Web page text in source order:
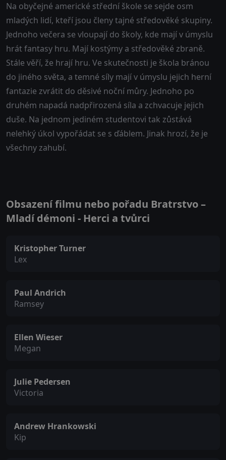
Na obyčejné americké střední škole se sejde osm
mladých lidí, kteří jsou členy tajné středověké skupiny.
Jednoho večera se vloupají do školy, kde mají v úmyslu
hrát fantasy hru. Mají kostýmy a středověké zbraně.
Stále věří, že hrají hru. Ve skutečnosti je škola bránou
do jiného světa, a temné síly mají v úmyslu jejich herní
fantazie zvrátit do děsivé noční můry. Jednoho po
druhém napadá nadpřirozená síla a zchvacuje jejich
duše. Na jednom jediném studentovi tak zůstává
nelehký úkol vypořádat se s ďáblem. Jinak hrozí, že je
všechny zahubí.
Obsazení filmu nebo pořadu Bratrstvo –
Mladí démoni - Herci a tvůrci
Kristopher Turner
Lex
Paul Andrich
Ramsey
Ellen Wieser
Megan
Julie Pedersen
Victoria
Andrew Hrankowski
Kip